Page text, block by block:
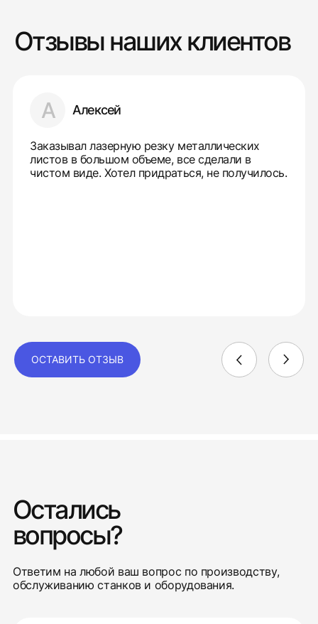
Отзывы наших клиентов
А Алексей
Заказывал лазерную резку металлических
листов в большом объеме, все сделали в
чистом виде. Хотел придраться, не получилось.
ОСТАВИТЬ ОТЗЫВ
Остались
вопросы?
Ответим на любой ваш вопрос по производству,
обслуживанию станков и оборудования.